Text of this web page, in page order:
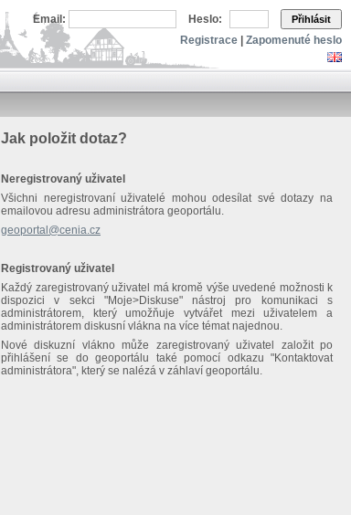
Email: Heslo: Přihlásit
Registrace Zapomenuté heslo
Jak položit dotaz?
Neregistrovaný uživatel
Všichni neregistrovaní uživatelé mohou odesílat své dotazy na
emailovou adresu administrátora geoportálu.
geoportal@cenia.cz
Registrovaný uživatel
Každý zaregistrovaný uživatel má kromě výše uvedené možnosti k
dispozici v sekci "Moje>Diskuse" nástroj pro komunikaci s
administrátorem, který umožňuje vytvářet mezi uživatelem a
administrátorem diskusní vlákna na více témat najednou.
Nové diskuzní vlákno může zaregistrovaný uživatel založit po
přihlášení se do geoportálu také pomocí odkazu "Kontaktovat
administrátora", který se nalézá v záhlaví geoportálu.